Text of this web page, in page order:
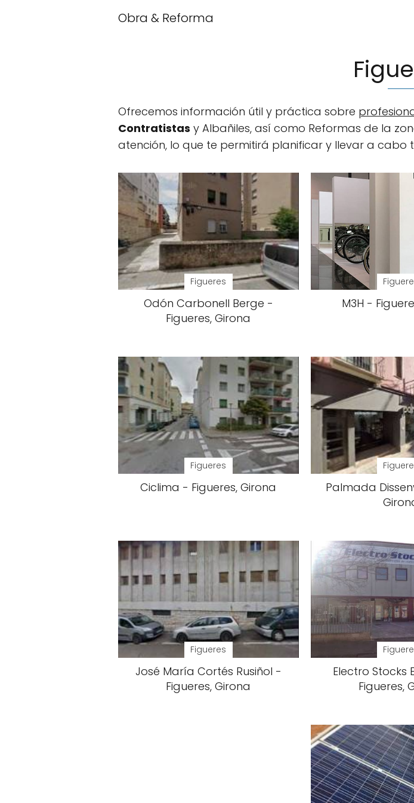
Obra & Reforma
Ofrecemos información útil y práctica sobre
Contratistas y Albañiles, así como Reformas de la
atención, lo que te permitirá planificar y llevar a cabo
Figueres
Odón Carbonell Berge -
Figueres, Girona
M3H -
Figueres
Ciclima - Figueres, Girona
Palmada
Figueres
José María Cortés Rusiñol -
Figueres, Girona
Electro Stocks
Figueres,